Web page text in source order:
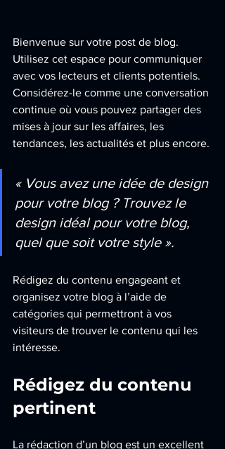
Bienvenue sur votre post de blog.
Utilisez cet espace pour communiquer
avec vos lecteurs et clients potentiels.
Considérez-le comme une conversation
continue où vous pouvez partager des
mises à jour sur les affaires, les
tendances, les actualités et plus encore.
« Vous avez une idée de design
pour votre blog ? Trouvez le
design idéal pour votre blog,
quel que soit votre style ».
Rédigez du contenu engageant et
organisez votre blog à l’aide de
catégories qui permettront à vos
visiteurs de trouver le contenu qui les
intéresse.
Rédigez du contenu
pertinent
La rédaction d’un blog est un excellent